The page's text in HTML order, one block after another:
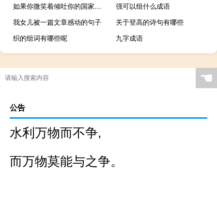
如果你微笑着倾吐你的国家，你会死。你为什么要伤害荆棘
强可以组什么成语
我女儿被一篇文章感动的句子
关于登高的诗句有哪些
织的组词有哪些呢
九字成语
☚
公告
水利万物而不争,
而万物莫能与之争。